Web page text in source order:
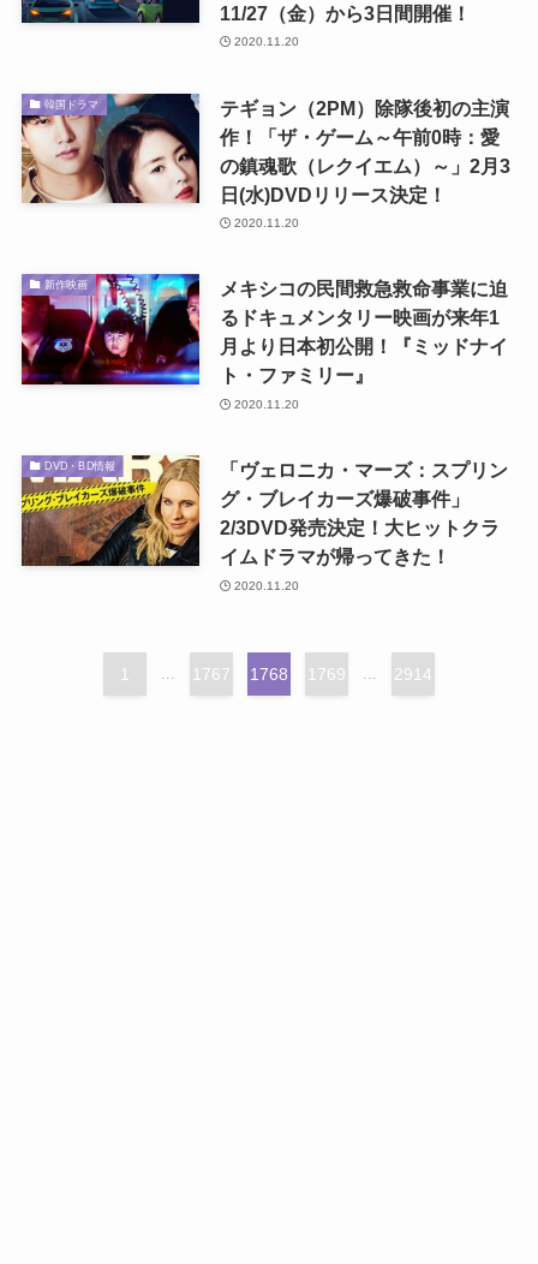
11/27（金）から3日間開催！
2020.11.20
韓国ドラマ
テギョン（2PM）除隊後初の主演
作！「ザ・ゲーム～午前0時：愛
の鎮魂歌（レクイエム）～」2月3
日(水)DVDリリース決定！
2020.11.20
新作映画
メキシコの民間救急救命事業に迫
るドキュメンタリー映画が来年1
月より日本初公開！『ミッドナイ
ト・ファミリー』
2020.11.20
DVD・BD情報
「ヴェロニカ・マーズ：スプリン
グ・ブレイカーズ爆破事件」
2/3DVD発売決定！大ヒットクラ
イムドラマが帰ってきた！
2020.11.20
1 1767 1768 1769 2914